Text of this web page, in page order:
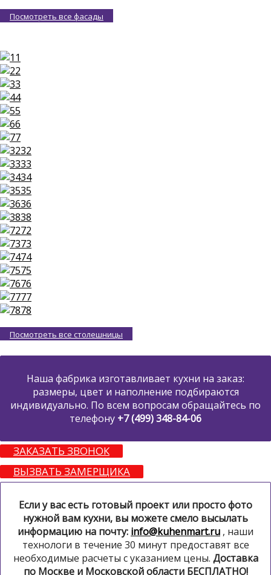
Посмотреть все фасады
1
2
3
4
5
6
7
32
33
34
35
36
38
72
73
74
75
76
77
78
Посмотреть все столешницы
Наша фабрика изготавливает кухни на заказ:
размеры, цвет и наполнение подбираются
индивидуально. По всем вопросам обращайтесь по
телефону +7 (499) 348-84-06
ЗАКАЗАТЬ ЗВОНОК
ВЫЗВАТЬ ЗАМЕРЩИКА
Если у вас есть готовый проект или просто фото
нужной вам кухни, вы можете смело высылать
информацию на почту: info@kuhenmart.ru , наши
технологи в течение 30 минут предоставят все
необходимые расчеты с указанием цены. Доставка
по Москве и Московской области БЕСПЛАТНО!